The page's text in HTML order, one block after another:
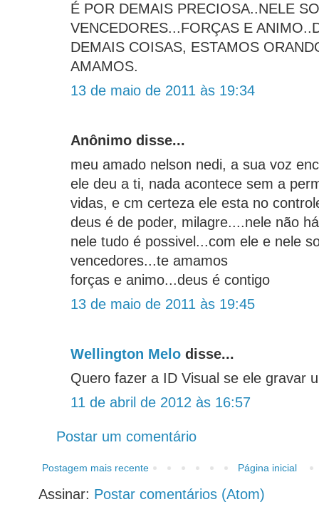
É POR DEMAIS PRECIOSA..NELE
VENCEDORES...FORÇAS E
DEMAIS COISAS, ESTAMOS
AMAMOS.
13 de maio de 2011 às 19:34
Anônimo disse...
meu amado nelson nedi, a sua voz
ele deu a ti, nada acontece sem a
vidas, e cm certeza ele esta no
deus é de poder, milagre....nele não
nele tudo é possivel...com ele e nele
vencedores...te amamos
forças e animo...deus é contigo
13 de maio de 2011 às 19:45
Wellington Melo disse...
Quero fazer a ID Visual se ele gravar
11 de abril de 2012 às 16:57
Postar um comentário
Postagem mais recente Página inicial
Assinar: Postar comentários (Atom)